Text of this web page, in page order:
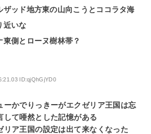
ザッド地方東の山向こうとココラタ海
近いな
側とローヌ樹林帯？
ID:qjQhGjYD0
ーかでりっきーがエクゼリア王国は忘
して唖然とした記憶がある
リア王国の設定は出て来なくなった